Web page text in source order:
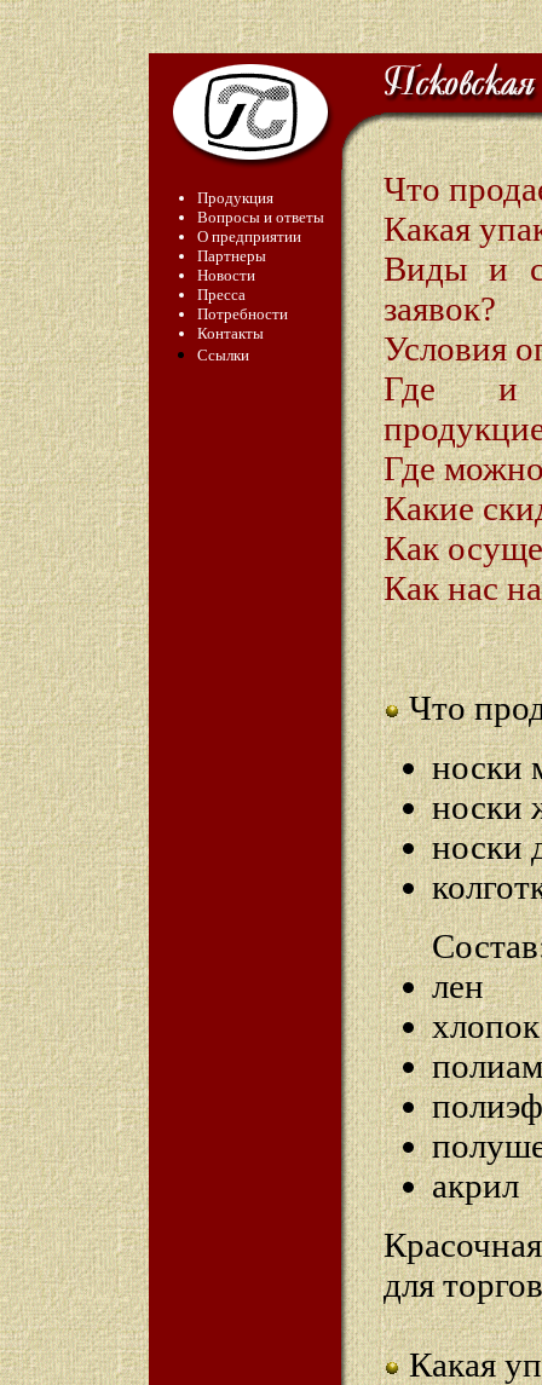
Продукция
Вопросы и ответы
О предприятии
Партнеры
Новости
Пресса
Потребности
Контакты
Ссылки
Что
Какая
Виды и
заявок?
Условия
Где и
Где
Какие
Как
Как нас
Что
носки
носки
носки
лен
хлопок
акрил
для
Какая